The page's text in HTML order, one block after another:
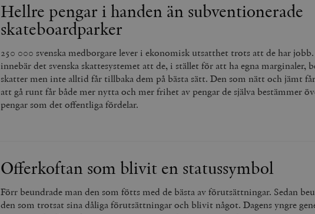
Hellre pengar i handen än subventionerade
skateboardparker
250 000 svenska medborgare lever i ekonomisk utsatthet trots att de har
innebär det svenska skattesystemet att de, i stället för att ha egna marginaler,
skatter men inte alltid får tillbaka dem på bästa sätt. Den som nätt och jämt
att gå runt får både mer nytta och mer frihet av pengar de själva bestämmer
pengar som det offentliga fördelar.
Offerkoftan som blivit en statussymbol
Förr beundrade man den som fötts med de bästa av förutsättningar. Sedan
den som trotsat sina dåliga förutsättningar och blivit något. Dagens yngre